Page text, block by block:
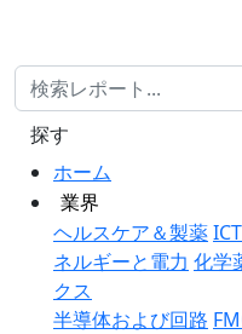
ホーム
業界
ヘルスケア＆製薬
ネルギーと電力 化学
クス
半導体および回路
探す